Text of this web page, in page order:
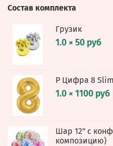
Состав комплекта
Грузик
1.0 × 50 руб
Р Цифра 8
1.0 × 1100 руб
Шар 12" с
композицию)